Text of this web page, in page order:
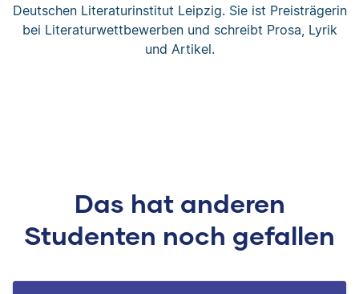
Deutschen Literaturinstitut Leipzig. Sie ist Preisträgerin
bei Literaturwettbewerben und schreibt Prosa, Lyrik
und Artikel.
Das hat anderen
Studenten noch gefallen